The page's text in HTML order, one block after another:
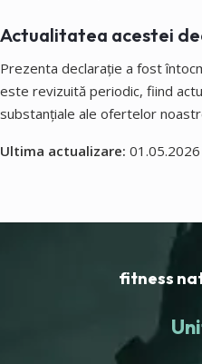
Actualitatea acestei
Prezenta declarație a fost
este revizuită periodic, fiind
substanțiale ale ofertelor
Ultima actualizare: 01.05.2026
fitness